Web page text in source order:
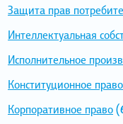
Защита прав
Интеллектуальная
Исполнительное
Конституционное право
Корпоративное право